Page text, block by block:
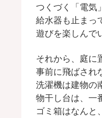
つくづく「電気
給水器も止まっ
遊びを楽しんで
それから、庭に
事前に飛ばされ
洗濯機は建物の
物干し台は、一
ゴミ箱はなんと